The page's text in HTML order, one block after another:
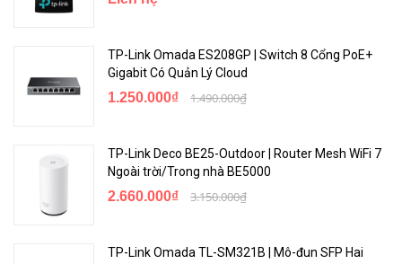
TP-Link Omada ES208GP | Switch 8 Cổng PoE+
Gigabit Có Quản Lý Cloud
1.250.000₫ 1.490.000₫
TP-Link Deco BE25-Outdoor | Router Mesh WiFi 7
Ngoài trời/Trong nhà BE5000
2.660.000₫ 3.150.000₫
TP-Link Omada TL-SM321B | Mô-đun SFP Hai